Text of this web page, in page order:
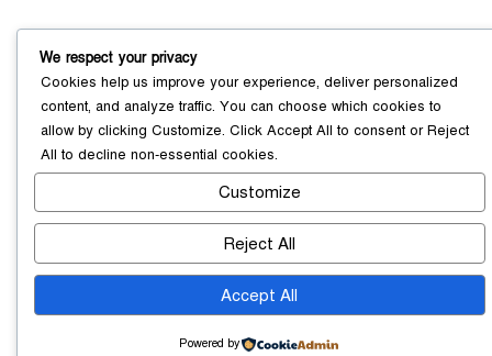
সোনারগাঁয়ে ৬৮ পিস ইয়াবাসহ নারী মাদক
ব্যবসায়ী গ্রেফতার
০৩ আগস্ট ২০২৬
সোনারগাঁয়ে পরিত্যক্ত উন্নয়ন প্রকল্প:
ঠিকাদারের গাফিলতি নাকি তদারকির অভাব
০২ আগস্ট ২০২৬
নারায়ণগঞ্জে জাতীয় যুব শক্তির নতুন কমিটি,
We respect your privacy
Cookies help us improve your experience, deliver personalized
content, and analyze traffic. You can choose which cookies to
allow by clicking Customize. Click Accept All to consent orReject
All to decline non-essential cookies.
Customize
Reject All
Accept All
Powered by